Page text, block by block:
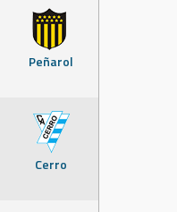
Peñarol
Cerro